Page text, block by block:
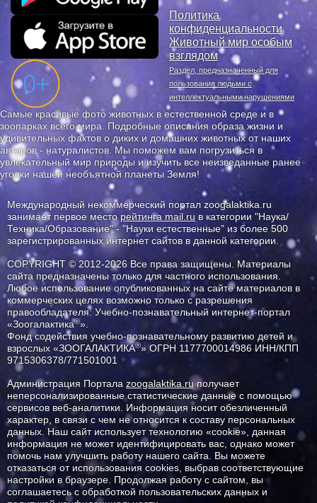
Политика
конфиденциальности
Животный мир особым
взглядом
Раздел, предназначенный для
пользования людьми с
интеллектуальными нарушениями
Самые красивые фото животных в естественной среде и в
зоопарках всего мира. Подробные описания образа жизни и
удивительных фактов о диких и домашних животных от наших
авторов - натуралистов. Мы поможем вам погрузиться в
увлекательный мир природы и изучить все неизведанные ранее
уголки нашей необъятной планеты Земля!
Международный некоммерческий портал zoogalaktika.ru
занимает первое месторейтинга mail.ru в категории "Наука/
Техника/Образование" - "Науки естественные" из более 500
зарегистрированных интернет сайтов в данной категории.
COPYRIGHT © 2012-2026 Все права защищены. Материалы
сайта предназначены только для частного использования.
Любое использование опубликованных на сайте материалов в
коммерческих целях возможно только с разрешения
правообладателя: Учебно-познавательный интернет-портал
«Зоогалактика®».
Фонд содействия учебно-познавательному развитию детей и
взрослых «ЗООГАЛАКТИКА®» ОГРН 1177700014986 ИНН/КПП
9715306378/771501001
Администрация Портала zoogalaktika.ruполучает
неперсонализированные статистические данные с помощью
сервисов веб-аналитики. Информация носит обезличенный
характер, в связи с чем не относится к составу персональных
данных. Наш сайт использует технологию «cookie», данная
информация не может идентифицировать вас, однако может
помочь нам улучшить работу нашего сайта. Вы можете
отказаться от использования cookies, выбрав соответствующие
настройки в браузере. Продолжая работу с сайтом, вы
соглашаетесь с обработкой пользовательских данных и